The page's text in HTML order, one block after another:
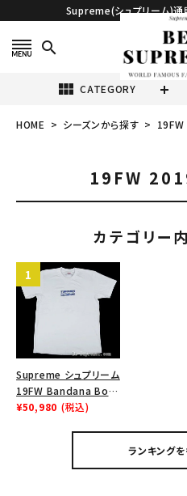
Supreme(シュプリーム)
search
view_module CATEGORY
NEW ITEMS
CATEGORY
Tシャツ・ロングスリーブ
パーカー・トレーナー
キャップ・ハット
HOME シーズンから探す
19FW
カテゴリー
Supreme シュプリーム
19FW Bandana Box
Logo Tee バンダナボ
¥50,980 (税込)
ランキング